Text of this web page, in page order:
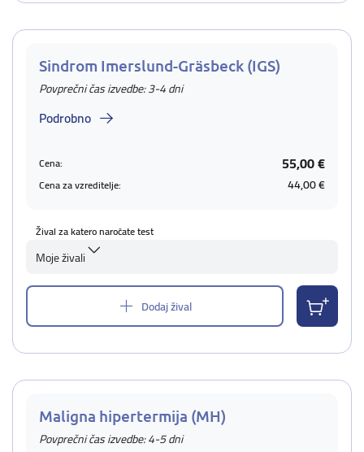
Sindrom Imerslund-Gräsbeck (IGS)
Povprečni čas izvedbe: 3-4 dni
Podrobno
Cena: 55,00 €
Cena za vzreditelje: 44,00 €
Žival za katero naročate test
Moje živali
Dodaj žival
Maligna hipertermija (MH)
Povprečni čas izvedbe: 4-5 dni